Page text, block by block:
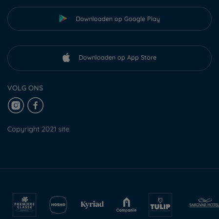
Downloaden op Google Play
Downloaden op App Store
VOLG ONS
Copyright 2021 site